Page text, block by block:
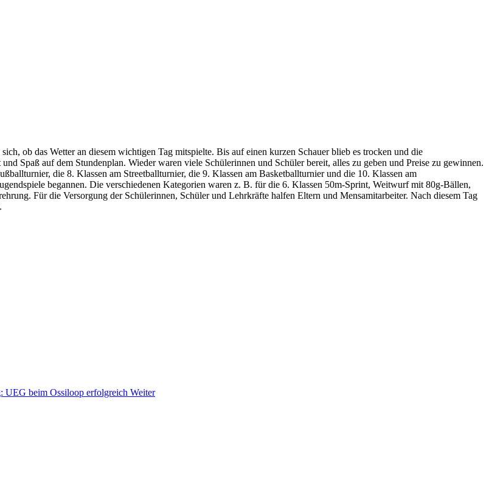
ob das Wetter an diesem wichtigen Tag mitspielte. Bis auf einen kurzen Schauer blieb es trocken und die
Spaß auf dem Stundenplan. Wieder waren viele Schülerinnen und Schüler bereit, alles zu geben und Preise zu gewinnen.
die 8. Klassen am Streetballturnier, die 9. Klassen am Basketballturnier und die 10. Klassen am
begannen. Die verschiedenen Kategorien waren z. B. für die 6. Klassen 50m-Sprint, Weitwurf mit 80g-Bällen,
Für die Versorgung der Schülerinnen, Schüler und Lehrkräfte halfen Eltern und Mensamitarbeiter. Nach diesem Tag
UEG beim Ossiloop erfolgreich Weiter